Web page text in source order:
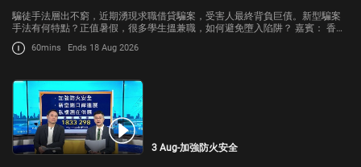
騙徒手法層出不窮，近期湧現求職借貸騙案，受害人最終背負巨債。新型騙案
手法有何特點？正值暑假，很多學生搵兼職，如何避免墮入陷阱？ 嘉賓： 香港
警務處反詐騙協調中心高級督察楊雅融
60mins Ends 18 Aug 2026
3 Aug-加強防火安全